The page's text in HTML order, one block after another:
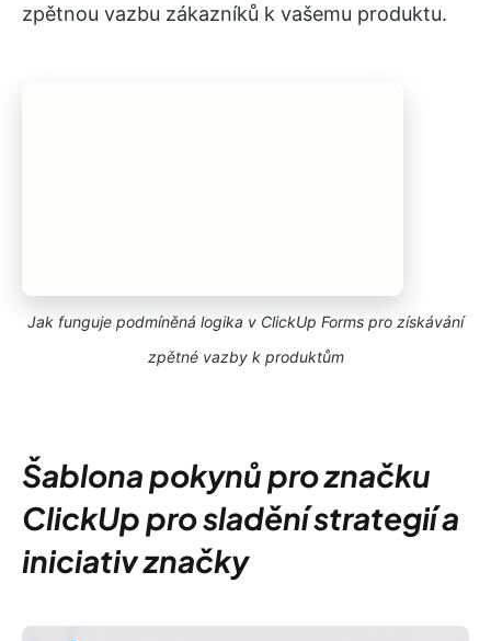
zpětnou vazbu zákazníků k vašemu produktu.
Jak funguje podmíněná logika v ClickUp Forms pro získávání
zpětné vazby k produktům
Šablona pokynů pro značku
ClickUp pro sladění strategií a
iniciativ značky